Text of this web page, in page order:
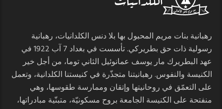
رهبانية بنات مريم المحبول بها بلا دنس الكلدانيات، رهبانية
رسولية ذات حق بطريركي. تأسست في بغداد 7 آب 1922 في
عهد البطريرك مار يوسف عمانوئيل الثاني توما، من أجل خير
الكنيسة والنفوس. رهبانيتنا متجذّرة في كنيستنا الكلدانية، وتعمل
على التعمّق في روحانيتها وإتقان وممارسة طقوسها، وهي
منفتحة على الكنيسة الجامعة بروح مسكونيّة، متبنّية مبادراتها،